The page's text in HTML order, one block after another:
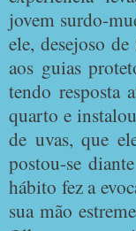
jovem surdo-
ele, desejoso
aos guias
tendo resposta
quarto e
de uvas, que
postou-se
hábito fez a
sua mão